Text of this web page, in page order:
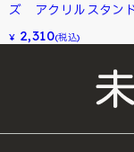
ズ アクリルスタン
¥ 2,310(税込)